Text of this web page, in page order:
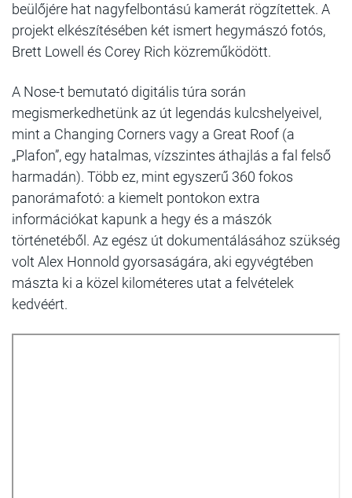
beülőjére hat nagyfelbontású kamerát rögzítettek. A
projekt elkészítésében két ismert hegymászó fotós,
Brett Lowell és Corey Rich közreműködött.
A Nose-t bemutató digitális túra során
megismerkedhetünk az út legendás kulcshelyeivel,
mint a Changing Corners vagy a Great Roof (a
„Plafon”, egy hatalmas, vízszintes áthajlás a fal felső
harmadán). Több ez, mint egyszerű 360 fokos
panorámafotó: a kiemelt pontokon extra
információkat kapunk a hegy és a mászók
történetéből. Az egész út dokumentálásához szükség
volt Alex Honnold gyorsaságára, aki egyvégtében
mászta ki a közel kilométeres utat a felvételek
kedvéért.